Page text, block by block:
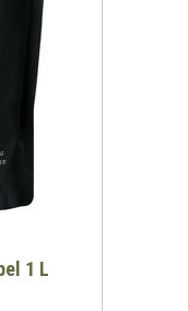
1 L